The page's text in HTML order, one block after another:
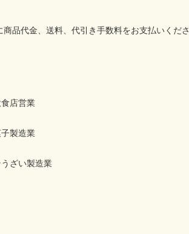
品代金、送料、代引き手数料をお支払いくだ
店営業
製造業
ざい製造業